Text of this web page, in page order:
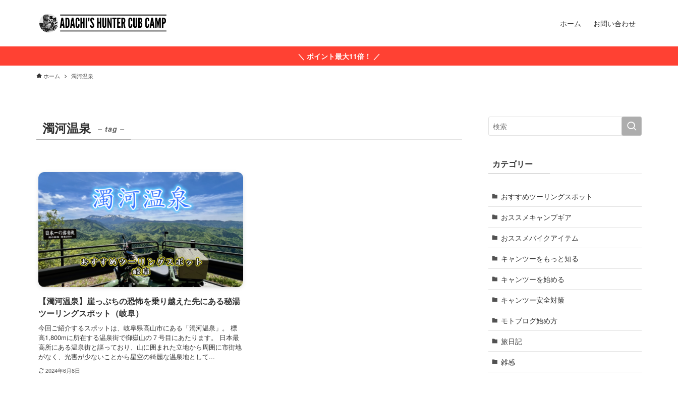
ホーム お問い合わせ
＼ ポイント最大11倍！ ／
ホーム 濁河温泉
濁河温泉 – tag –
【濁河温泉】崖っぷちの恐怖を乗り越えた先にある秘湯
ツーリングスポット（岐阜）
今回ご紹介するスポットは、岐阜県高山市にある「濁河温泉」。 標
高1,800mに所在する温泉街で御嶽山の７号目にあたります。 日本最
高所にある温泉街と謳っており、山に囲まれた立地から周囲に市街地
がなく、光害が少ないことから星空の綺麗な温泉地として...
2024年6月8日
カテゴリー
おすすめツーリングスポット
おススメキャンプギア
おススメバイクアイテム
キャンツーをもっと知る
キャンツーを始める
キャンツー安全対策
モトブログ始め方
旅日記
雑感